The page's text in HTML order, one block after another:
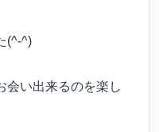
(^-^)
会い出来るのを楽し